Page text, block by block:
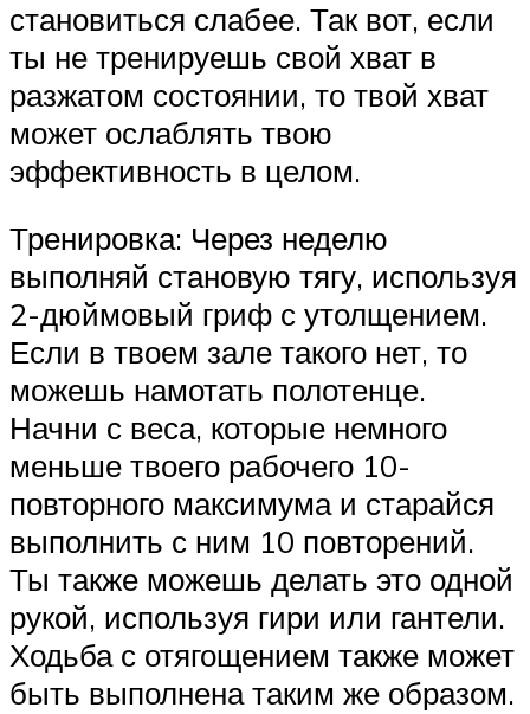
становиться слабее. Так вот, если
ты не тренируешь свой хват в
разжатом состоянии, то твой хват
может ослаблять твою
эффективность в целом.
Тренировка: Через неделю
выполняй становую тягу, используя
2-дюймовый гриф с утолщением.
Если в твоем зале такого нет, то
можешь намотать полотенце.
Начни с веса, которые немного
меньше твоего рабочего 10-
повторного максимума и старайся
выполнить с ним 10 повторений.
Ты также можешь делать это одной
рукой, используя гири или гантели.
Ходьба с отягощением также может
быть выполнена таким же образом.